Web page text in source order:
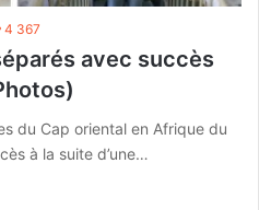
4 367
avec succès
du Cap oriental en Afrique du
à la suite d’une…